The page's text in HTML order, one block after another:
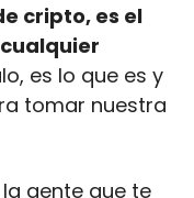
cripto, es el
es lo que es y
tomar nuestra
gente que te